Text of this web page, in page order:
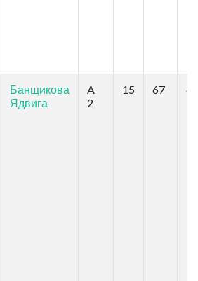
Банщикова
Ядвига
A
2
15 67